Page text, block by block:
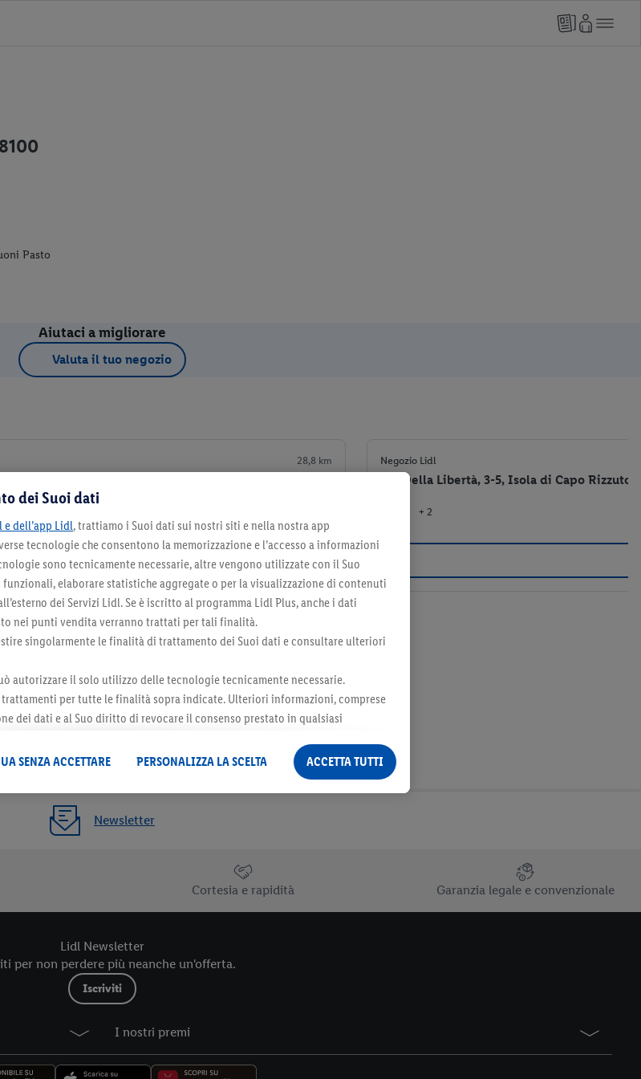
Pasto
Aiutaci a migliorare
Valuta il tuo negozio
28,8 km
preferito
Negozio Lidl
Via Della Libertà, 3-5, Isola di Capo Rizzuto
+ 2
Newsletter
Cortesia e rapidità Garanzia legale e convenzionale
Lidl Newsletter
per non perdere più neanche un'offerta.
Iscriviti
I nostri premi
dei Suoi dati
dell’app Lidl, trattiamo i Suoi dati sui nostri siti e nella nostra app
tecnologie che consentono la memorizzazione e l’accesso a informazioni
sono tecnicamente necessarie, altre vengono utilizzate con il Suo
elaborare statistiche aggregate o per la visualizzazione di contenuti
dei Servizi Lidl. Se è iscritto al programma Lidl Plus, anche i dati
nei punti vendita verranno trattati per tali finalità.
singolarmente le finalità di trattamento dei Suoi dati e consultare ulteriori
autorizzare il solo utilizzo delle tecnologie tecnicamente necessarie.
trattamenti per tutte le finalità sopra indicate. Ulteriori informazioni, comprese
dei dati e al Suo diritto di revocare il consenso prestato in qualsiasi
SENZA ACCETTARE PERSONALIZZA LA SCELTA ACCETTA TUTTI